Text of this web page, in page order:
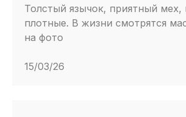
Толстый язычок, приятный мех,
плотные. В жизни смотрятся
на фото
15/03/26